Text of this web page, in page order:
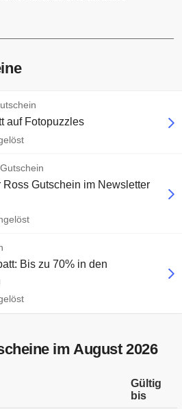
auf Fotopuzzles
Ross Gutschein im Newsletter
Bis zu 70% in den
im August 2026
Gültig
bis